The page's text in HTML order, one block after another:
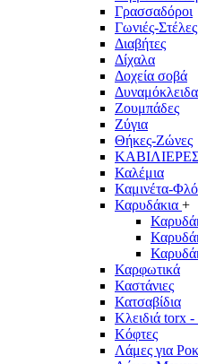
Γρασσαδόροι
Γωνιές-Στέλες
Διαβήτες
Δίχαλα
Δοχεία σοβά
Δυναμόκλειδα
Ζουμπάδες
Ζύγια
Θήκες-Ζώνες
Καλέμια
Καμινέτα-
Καρυδάκια +
Καρφωτικά
Καστάνιες
Κατσαβίδια
Κλειδιά torx
Κόφτες
Λάμες για